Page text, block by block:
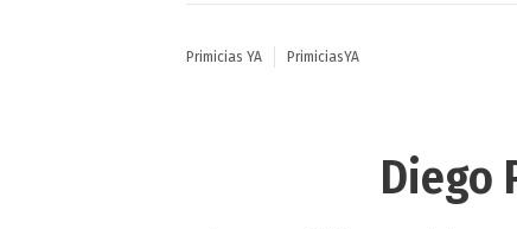
Primicias YA PrimiciasYA
Diego